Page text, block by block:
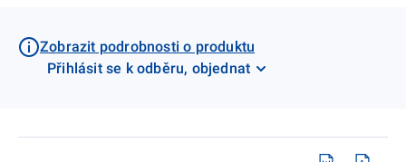
Zobrazit podrobnosti o produktu
Přihlásit se k odběru, objednat